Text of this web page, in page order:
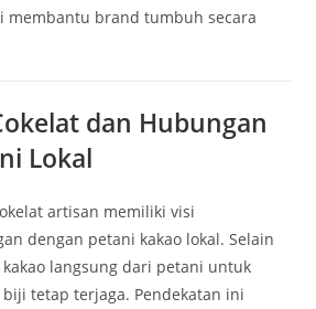
membantu brand tumbuh secara
dan Hubungan
Lokal
artisan memiliki visi
dengan petani kakao lokal. Selain
langsung dari petani untuk
tetap terjaga. Pendekatan ini